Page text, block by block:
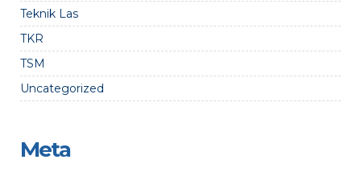
Teknik Las
TKR
TSM
Uncategorized
Meta